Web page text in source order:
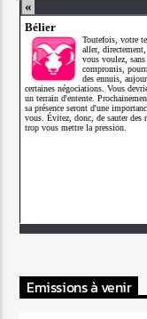
Emissions à venir